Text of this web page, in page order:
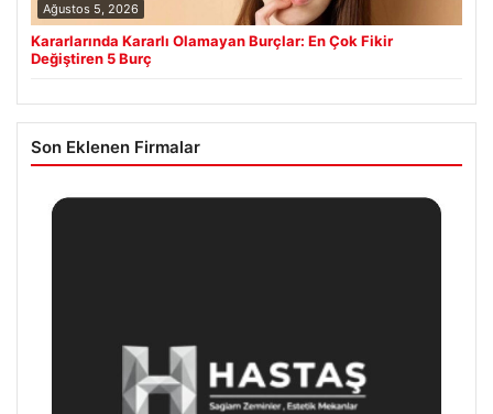
Ağustos 5, 2026
Kararlarında Kararlı Olamayan Burçlar: En Çok Fikir
Değiştiren 5 Burç
Son Eklenen Firmalar